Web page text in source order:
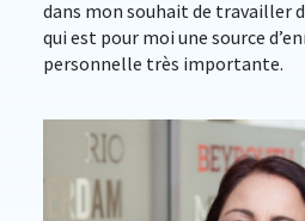
dans mon souhait de travailler
qui est pour moi une source
personnelle très importante.